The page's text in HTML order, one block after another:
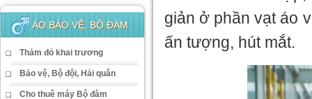
ÁO BẢO VỆ, BỘ ĐÀM
Thảm đỏ khai trương
Bảo vệ, Bộ đội, Hải quân
Cho thuê máy Bộ đàm
giản ở phần vạt áo
ấn tượng, hút mắt.